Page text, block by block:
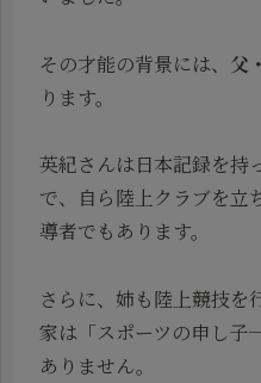
その才能の背景には、 父
ります。
英紀さんは日本記録を持
で、自ら陸上クラブを立
導者でもあります。
さらに、姉も陸上競技を
家は「スポーツの申し子
ありません。